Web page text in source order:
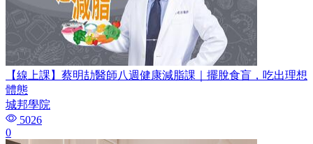
【線上課】蔡明劼醫師八週健康減脂課｜擺脫食盲，吃出理想
體態
城邦學院
5026
0